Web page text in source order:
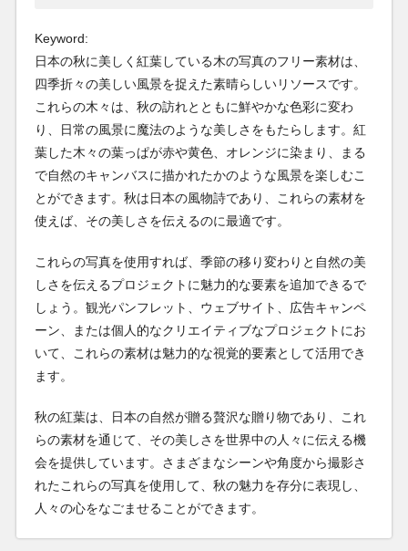
Keyword:
日本の秋に美しく紅葉している木の写真のフリー素材は、
四季折々の美しい風景を捉えた素晴らしいリソースです。
これらの木々は、秋の訪れとともに鮮やかな色彩に変わ
り、日常の風景に魔法のような美しさをもたらします。紅
葉した木々の葉っぱが赤や黄色、オレンジに染まり、まる
で自然のキャンバスに描かれたかのような風景を楽しむこ
とができます。秋は日本の風物詩であり、これらの素材を
使えば、その美しさを伝えるのに最適です。
これらの写真を使用すれば、季節の移り変わりと自然の美
しさを伝えるプロジェクトに魅力的な要素を追加できるで
しょう。観光パンフレット、ウェブサイト、広告キャンペ
ーン、または個人的なクリエイティブなプロジェクトにお
いて、これらの素材は魅力的な視覚的要素として活用でき
ます。
秋の紅葉は、日本の自然が贈る贅沢な贈り物であり、これ
らの素材を通じて、その美しさを世界中の人々に伝える機
会を提供しています。さまざまなシーンや角度から撮影さ
れたこれらの写真を使用して、秋の魅力を存分に表現し、
人々の心をなごませることができます。